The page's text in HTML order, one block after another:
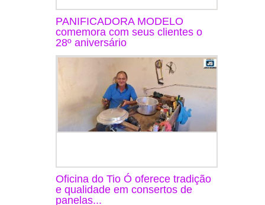
PANIFICADORA MODELO
comemora com seus clientes o
28º aniversário
Oficina do Tio Ó oferece tradição
e qualidade em consertos de
panelas...